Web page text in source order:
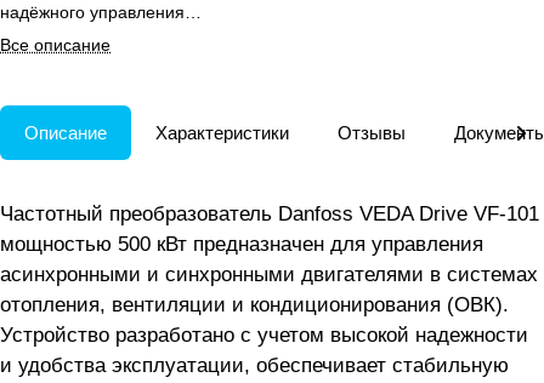
надёжного управления
двигателями в системах ОВК при
высоких нагрузках.
Все описание
Описание Характеристики Отзывы
Частотный преобразователь Danfoss VEDA Drive VF-101
мощностью 500 кВт предназначен для управления
асинхронными и синхронными двигателями в системах
отопления, вентиляции и кондиционирования (ОВК).
Устройство разработано с учетом высокой надежности
и удобства эксплуатации, обеспечивает стабильную